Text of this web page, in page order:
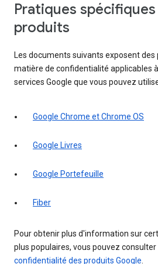
Pratiques
produits
Les documents suivants exposent
matière de confidentialité applicables
services Google que vous pouvez
Google Chrome et Chrome OS
Google Livres
Google Portefeuille
Fiber
Pour obtenir plus d'information sur
plus populaires, vous pouvez consulter
confidentialité des produits Google.